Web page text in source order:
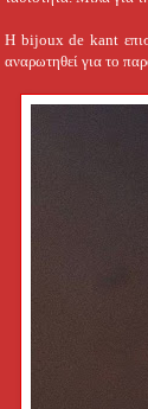
Η bijoux de kant
αναρωτηθεί για το